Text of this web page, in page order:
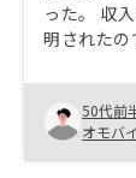
った。 収
明されたの
ました。
の一人暮
思います
表や初期
ストで見
50代前
オモバ